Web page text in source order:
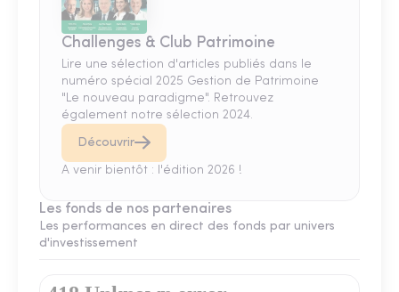
Challenges & Club Patrimoine
Lire une sélection d'articles publiés dans le
numéro spécial 2025 Gestion de Patrimoine
"Le nouveau paradigme". Retrouvez
également notre sélection 2024.
Découvrir
A venir bientôt : l'édition 2026 !
Les fonds de nos partenaires
Les performances en direct des fonds par univers
d'investissement